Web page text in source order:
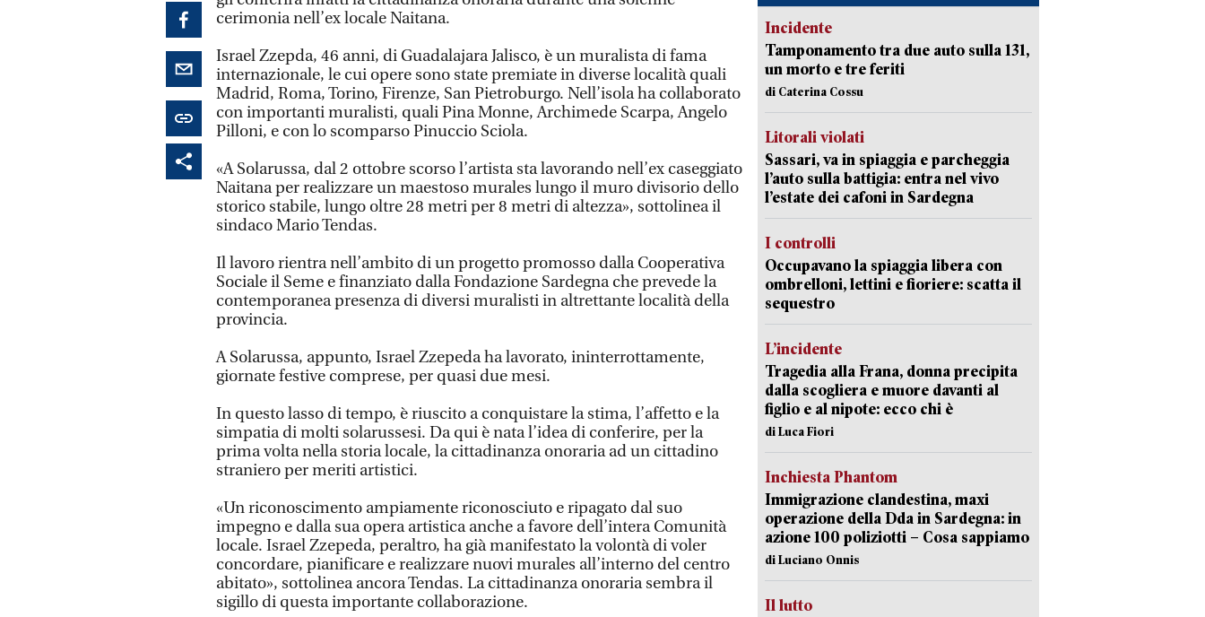
cerimonia nell’ex locale Naitana.
Israel Zzepda, 46 anni, di Guadalajara Jalisco, è un muralista di fama
internazionale, le cui opere sono state premiate in diverse località quali
Madrid, Roma, Torino, Firenze, San Pietroburgo. Nell’isola ha collaborato
con importanti muralisti, quali Pina Monne, Archimede Scarpa, Angelo
Pilloni, e con lo scomparso Pinuccio Sciola.
«A Solarussa, dal 2 ottobre scorso l’artista sta lavorando nell’ex caseggiato
Naitana per realizzare un maestoso murales lungo il muro divisorio dello
storico stabile, lungo oltre 28 metri per 8 metri di altezza», sottolinea il
sindaco Mario Tendas.
Il lavoro rientra nell’ambito di un progetto promosso dalla Cooperativa
Sociale il Seme e finanziato dalla Fondazione Sardegna che prevede la
contemporanea presenza di diversi muralisti in altrettante località della
provincia.
A Solarussa, appunto, Israel Zzepeda ha lavorato, ininterrottamente,
giornate festive comprese, per quasi due mesi.
In questo lasso di tempo, è riuscito a conquistare la stima, l’affetto e la
simpatia di molti solarussesi. Da qui è nata l’idea di conferire, per la
prima volta nella storia locale, la cittadinanza onoraria ad un cittadino
straniero per meriti artistici.
«Un riconoscimento ampiamente riconosciuto e ripagato dal suo
impegno e dalla sua opera artistica anche a favore dell’intera Comunità
locale. Israel Zzepeda, peraltro, ha già manifestato la volontà di voler
concordare, pianificare e realizzare nuovi murales all’interno del centro
abitato», sottolinea ancora Tendas. La cittadinanza onoraria sembra il
sigillo di questa importante collaborazione.
Incidente
Tamponamento tra due auto sulla 131,
un morto e tre feriti
di Caterina Cossu
Litorali violati
Sassari, va in spiaggia e parcheggia
l’auto sulla battigia: entra nel vivo
l’estate dei cafoni in Sardegna
I controlli
Occupavano la spiaggia libera con
ombrelloni, lettini e fioriere: scatta il
sequestro
L’incidente
Tragedia alla Frana, donna precipita
dalla scogliera e muore davanti al
figlio e al nipote: ecco chi è
di Luca Fiori
Inchiesta Phantom
Immigrazione clandestina, maxi
operazione della Dda in Sardegna: in
azione 100 poliziotti – Cosa sappiamo
di Luciano Onnis
Il lutto